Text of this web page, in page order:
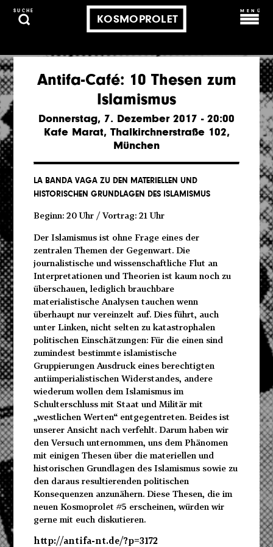
SUCHE
KOSMOPROLET
MENÜ
Antifa-Café: 10 Thesen zum
Islamismus
Donnerstag, 7. Dezember 2017 - 20:00
Kafe Marat, Thalkirchnerstraße 102,
München
LA BANDA VAGAZU DEN MATERIELLEN UND
HISTORISCHEN GRUNDLAGEN DES ISLAMISMUS
Beginn: 20 Uhr / Vortrag: 21 Uhr
Der Islamismus ist ohne Frage eines der
zentralen Themen der Gegenwart. Die
journalistische und wissenschaftliche Flut an
Interpretationen und Theorien ist kaum noch zu
überschauen, lediglich brauchbare
materialistische Analysen tauchen wenn
überhaupt nur vereinzelt auf. Dies führt, auch
unter Linken, nicht selten zu katastrophalen
politischen Einschätzungen: Für die einen sind
zumindest bestimmte islamistische
Gruppierungen Ausdruck eines berechtigten
antiimperialistischen Widerstandes, andere
wiederum wollen dem Islamismus im
Schulterschluss mit Staat und Militär mit
„westlichen Werten“ entgegentreten. Beides ist
unserer Ansicht nach verfehlt. Darum haben wir
den Versuch unternommen, uns dem Phänomen
mit einigen Thesen über die materiellen und
historischen Grundlagen des Islamismus sowie zu
den daraus resultierenden politischen
Konsequenzen anzunähern. Diese Thesen, die im
neuen Kosmoprolet #5 erscheinen, würden wir
gerne mit euch diskutieren.
http://antifa-nt.de/?p=3172